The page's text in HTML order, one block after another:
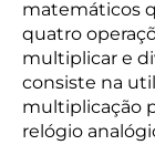
matemáticos
quatro
multiplicar e
consiste na
multiplicação
relógio